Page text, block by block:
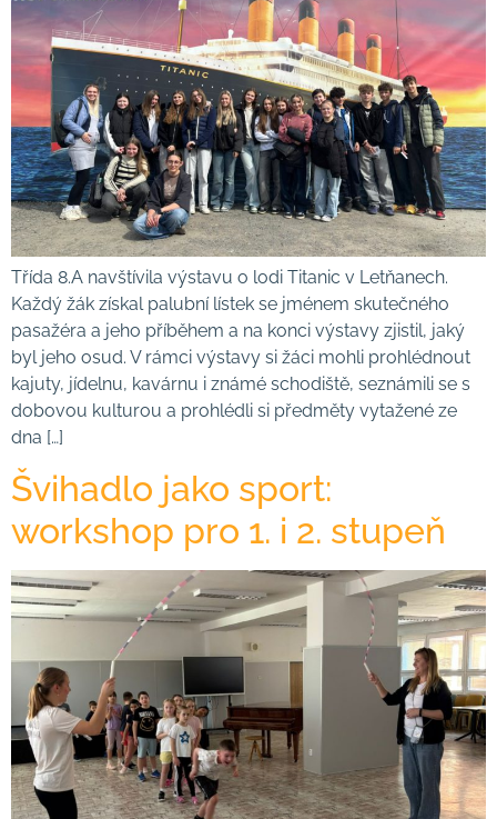
Třída 8.A navštívila výstavu o lodi Titanic v Letňanech.
Každý žák získal palubní lístek se jménem skutečného
pasažéra a jeho příběhem a na konci výstavy zjistil, jaký
byl jeho osud. V rámci výstavy si žáci mohli prohlédnout
kajuty, jídelnu, kavárnu i známé schodiště, seznámili se s
dobovou kulturou a prohlédli si předměty vytažené ze
dna […]
Švihadlo jako sport:
workshop pro 1. i 2. stupeň